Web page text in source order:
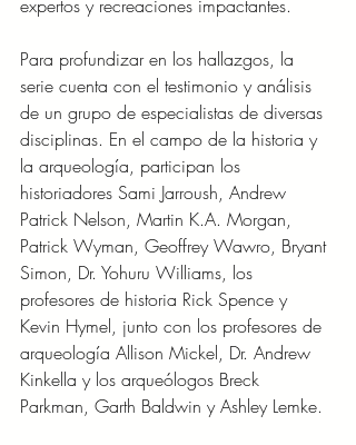
expertos y recreaciones impactantes.
Para profundizar en los hallazgos, la
serie cuenta con el testimonio y análisis
de un grupo de especialistas de diversas
disciplinas. En el campo de la historia y
la arqueología, participan los
historiadores Sami Jarroush, Andrew
Patrick Nelson, Martin K.A. Morgan,
Patrick Wyman, Geoffrey Wawro, Bryant
Simon, Dr. Yohuru Williams, los
profesores de historia Rick Spence y
Kevin Hymel, junto con los profesores de
arqueología Allison Mickel, Dr. Andrew
Kinkella y los arqueólogos Breck
Parkman, Garth Baldwin y Ashley Lemke.